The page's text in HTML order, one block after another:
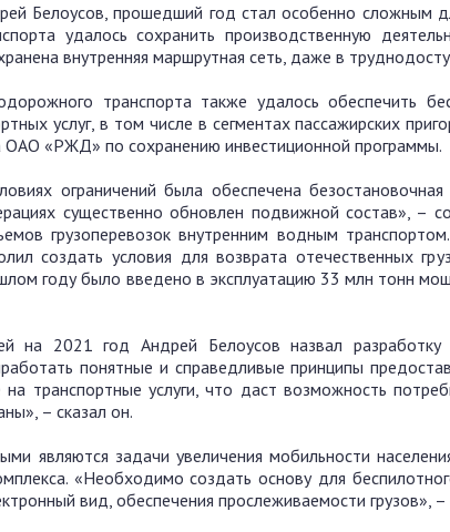
Белоусов, прошедший год стал особенно сложным
удалось сохранить производственную
внутренняя маршрутная сеть, даже в
транспорта также удалось обеспечить
услуг, в том числе в сегментах пассажирских
«РЖД» по сохранению инвестиционной программы.
ограничений была обеспечена
существенно обновлен подвижной состав»,
грузоперевозок внутренним водным
создать условия для возврата отечественных
году было введено в эксплуатацию 33 млн тонн
на 2021 год Андрей Белоусов назвал
понятные и справедливые принципы
на транспортные услуги, что даст возможность
– сказал он.
являются задачи увеличения мобильности
«Необходимо создать основу для
вид, обеспечения прослеживаемости грузов»,